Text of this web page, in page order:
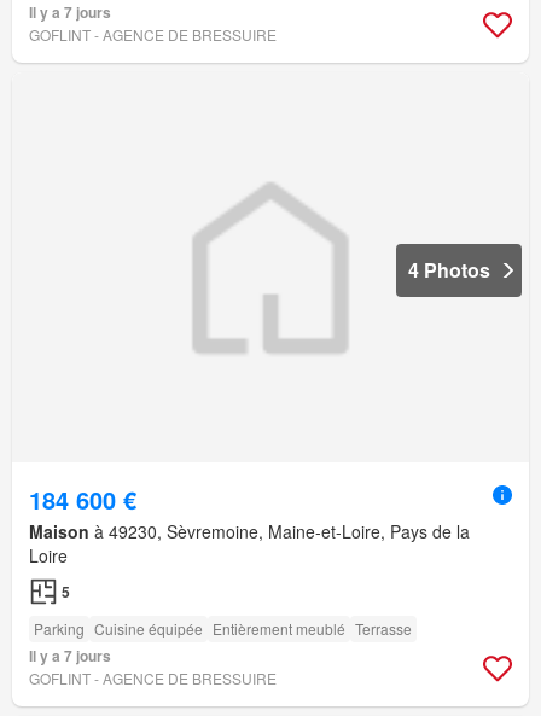
Il y a 7 jours
GOFLINT - AGENCE DE BRESSUIRE
4 Photos
184 600 €
Maison à 49230, Sèvremoine, Maine-et-Loire, Pays de la
Loire
5
Parking Cuisine équipée Entièrement meublé Terrasse
Il y a 7 jours
GOFLINT - AGENCE DE BRESSUIRE